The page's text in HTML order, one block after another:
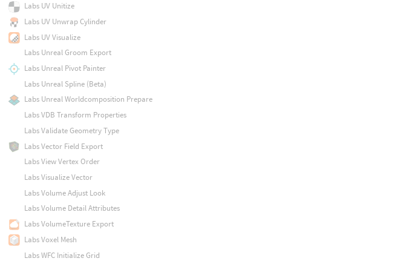
Labs UV Unitize
Labs UV Unwrap Cylinder
Labs UV Visualize
Labs Unreal Groom Export
Labs Unreal Pivot Painter
Labs Unreal Spline (Beta)
Labs Unreal Worldcomposition Prepare
Labs VDB Transform Properties
Labs Validate Geometry Type
Labs Vector Field Export
Labs View Vertex Order
Labs Visualize Vector
Labs Volume Adjust Look
Labs Volume Detail Attributes
Labs VolumeTexture Export
Labs Voxel Mesh
Labs WFC Initialize Grid